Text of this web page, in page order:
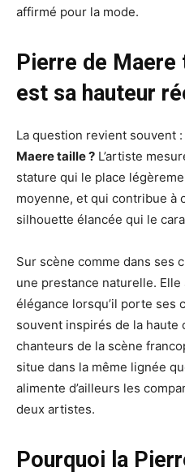
affirmé pour la mode.
Pierre de
est sa hauteur
La question revient souvent :
Maere taille ? L’artiste
stature qui le place
moyenne, et qui contribue à
silhouette élancée qui le
Sur scène comme dans ses
une prestance naturelle.
élégance lorsqu’il porte ses
souvent inspirés de la haute
chanteurs de la scène
situe dans la même lignée
alimente d’ailleurs les
deux artistes.
Pourquoi la